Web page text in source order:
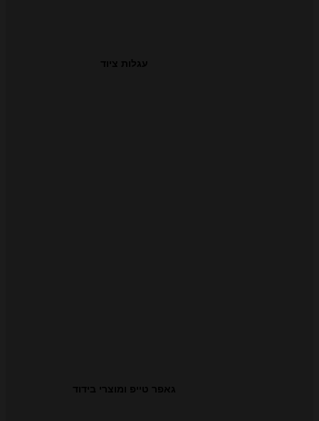
עגלות ציוד
גאפר טייפ ומוצרי בידוד